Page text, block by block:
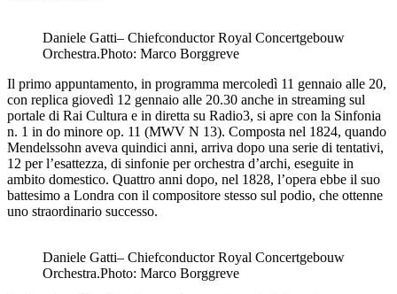
Daniele Gatti– Chiefconductor Royal Concertgebouw
Orchestra.Photo: Marco Borggreve
Il primo appuntamento, in programma mercoledì 11 gennaio alle 20,
con replica giovedì 12 gennaio alle 20.30 anche in streaming sul
portale di Rai Cultura e in diretta su Radio3, si apre con la Sinfonia
n. 1 in do minore op. 11 (MWV N 13). Composta nel 1824, quando
Mendelssohn aveva quindici anni, arriva dopo una serie di tentativi,
12 per l’esattezza, di sinfonie per orchestra d’archi, eseguite in
ambito domestico. Quattro anni dopo, nel 1828, l’opera ebbe il suo
battesimo a Londra con il compositore stesso sul podio, che ottenne
uno straordinario successo.
Daniele Gatti– Chiefconductor Royal Concertgebouw
Orchestra.Photo: Marco Borggreve